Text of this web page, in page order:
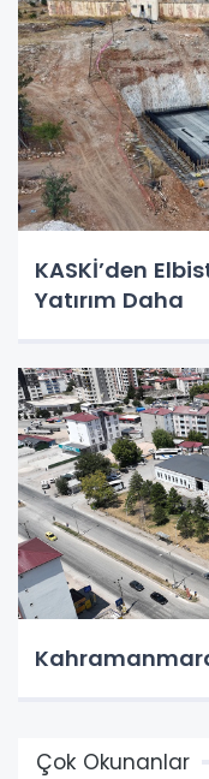
KASKİ’den
Yatırım Daha
Çok Okunanlar